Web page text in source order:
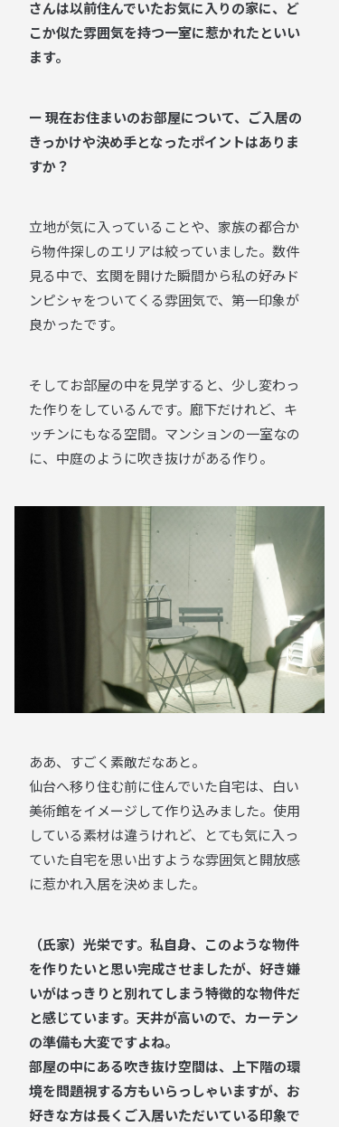
さんは以前住んでいたお気に入りの家に、ど
こか似た雰囲気を持つ一室に惹かれたといい
ます。
ー 現在お住まいのお部屋について、ご入居の
きっかけや決め手となったポイントはありま
すか？
立地が気に入っていることや、家族の都合か
ら物件探しのエリアは絞っていました。数件
見る中で、玄関を開けた瞬間から私の好みド
ンピシャをついてくる雰囲気で、第一印象が
良かったです。
そしてお部屋の中を見学すると、少し変わっ
た作りをしているんです。廊下だけれど、キ
ッチンにもなる空間。マンションの一室なの
に、中庭のように吹き抜けがある作り。
ああ、すごく素敵だなあと。
仙台へ移り住む前に住んでいた自宅は、白い
美術館をイメージして作り込みました。使用
している素材は違うけれど、とても気に入っ
ていた自宅を思い出すような雰囲気と開放感
に惹かれ入居を決めました。
（氏家）光栄です。私自身、このような物件
を作りたいと思い完成させましたが、好き嫌
いがはっきりと別れてしまう特徴的な物件だ
と感じています。天井が高いので、カーテン
の準備も大変ですよね。
部屋の中にある吹き抜け空間は、上下階の環
境を問題視する方もいらっしゃいますが、お
好きな方は長くご入居いただいている印象で